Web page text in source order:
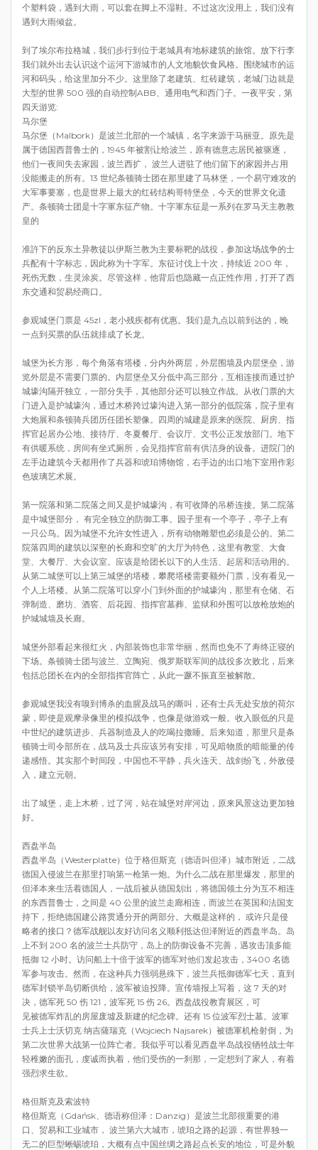
个塑料袋，遇到大雨，可以套在脚上不湿鞋。不过这次没用上，我们没有
遇到大雨倾盆。
到了埃尔布拉格城，我们步行到位于老城具有地标建筑的旅馆。放下行李
我们就外出去认识这个运河下游城市的人文地貌饮食风格。围绕城市的运
河和码头，给这里加分不少。这里除了老建筑、红砖建筑，老城门边就是
大型的世界 500 强的自动控制ABB、通用电气和西门子。一夜平安，第
四天游览:
马尔堡
马尔堡（Malbork）是波兰北部的一个城镇，名字来源于马丽亚。原先是
属于德国西普鲁士的，1945 年被割让给波兰，原有德意志居民被驱逐，
他们一夜间失去家园，波兰西扩， 波兰人进驻了他们留下的家园并占用
没能搬走的所有。13 世纪条顿骑士团在那里建了马林堡，一个易守难攻的
大军事要塞，也是世界上最大的红砖结构哥特堡垒，今天的世界文化遗
产。条顿骑士团是十字軍东征产物。十字軍东征是一系列在罗马天主教教
皇的
准許下的反东土异教徒以伊斯兰教为主要标靶的战役，参加这场战争的士
兵配有十字标志，因此称为十字军。东征讨伐上十次，持续近 200 年，
死伤无数，生灵涂炭。尽管这样，他背后也隐藏一点正性作用，打开了西
东交通和贸易经商口。
参观城堡门票是 45zl，老小残疾都有优惠。我们是九点以前到达的，晚
一点到买票的队伍就排成了长龙。
城堡为长方形，每个角落有塔楼，分内外两层，外层围墙及内层堡垒，游
览外层是不需要门票的。内层堡垒又分低中高三部分，互相连接而通过护
城壕沟隔开独立，一部分失手，其他部分还可以独立作战。从收门票的大
门进入是护城壕沟，通过木桥跨过壕沟进入第一部分的低院落，院子里有
大炮展和条顿骑兵团历任团长塑像。四周的城建是原来的医院、厨房、指
挥官起居办公地、接待厅、冬夏餐厅、会议厅、文书公正发放部门。地下
有供暖系统，房间有坐式厕所，会见指挥官前有供洁身的设备。进院门的
左手边建筑今天都用作了兵器和琥珀博物馆，右手边的出口地下室用作彩
色玻璃艺术展。
第一院落和第二院落之间又是护城壕沟，有可收降的吊桥连接。第二院落
是中城堡部分， 有完全独立的防御工事。园子里有一个亭子，亭子上有
一只公鸟。因为城堡不允许女性进入，所有动物雕塑也必须是公的。第二
院落四周的建筑以深壑的长廊和空旷的大厅为特色，这里有教堂、大食
堂、大餐厅、大会议室。应该是给团长以下的人生活、起居和活动用的。
从第二城堡可以上第三城堡的塔楼，攀爬塔楼需要额外门票，没有看见一
个人上塔楼。从第二院落可以穿小门到外面的护城壕沟，那里有仓储、石
弹制造、磨坊、酒窖、后花园、指挥官墓葬、监狱和外围可以放枪放炮的
护城城墙及长廊。
城堡外部看起来很红火，内部装饰也非常华丽，然而也免不了寿终正寝的
下场。条顿骑士团与波兰、立陶宛、俄罗斯联军间的战役多次败北，后来
包括总团长在内的全部指挥官阵亡，从此一蹶不振直至被解散。
参观城堡我没有嗅到博杀的血腥及战马的嘶叫，还有士兵无处安放的荷尔
蒙，即使是观摩录像里的模拟战争，也像是做游戏一般。收入眼低的只是
中世纪的建筑进步、兵器制造及人的吃喝拉撒睡。后来知道，那里只是条
顿骑士司令部所在，战马及士兵应该另有安排，可见暗物质的暗能量的传
递感悟。其实那个时间段，中国也不平静，兵火连天、战剑纷飞，外敌侵
入，建立元朝。
出了城堡，走上木桥，过了河，站在城堡对岸河边，原来风景这边更加独
好。
西盘半岛
西盘半岛（Westerplatte）位于格但斯克（德语叫但泽）城市附近，二战
德国入侵波兰在那里打响第一枪第一炮。为什么二战在那里爆发，那里的
但泽本来生活着德国人，一战后被从德国划出，将德国领土分为互不相连
的东西普鲁士，之间是 40 公里的波兰走廊相连，而波兰在英国和法国支
持下，拒绝德国建公路贯通分开的两部分。大概是这样的， 或许只是侵
略者的接口？德军战舰以友好访问名义顺利抵达但泽附近的西盘半岛。岛
上不到 200 名的波兰士兵防守，岛上的防御设备不完善，遇攻击顶多能
抵御 12 小时。访问船上十倍于波军的德军对他们发起攻击，3400 名德
军参与攻击。然而，在这种兵力强弱悬殊下，波兰兵抵御德军七天，直到
德军封锁半岛切断供给，波军被迫投降。宣传墙报上写着，这 7 天的对
决，德军死 50 伤 121，波军死 15 伤 26。西盘战役教育展区，可
见被德军炸乱的房屋废墟及新建的纪念碑。还有 15 位波军烈士墓。波軍
士兵上士沃切克·纳吉薩瑞克（Wojciech Najsarek）被德軍机枪射倒，为
第二次世界大战第一位阵亡者。我似乎可以看见西盘半岛战役牺牲战士年
轻稚嫩的面孔，虔诚而执着，他们受伤的一刹那，一定想到了家人，有着
强烈求生欲。
格但斯克及索波特
格但斯克（Gdańsk、德语称但泽：Danzig）是波兰北部很重要的港
口、贸易和工业城市， 波兰第六大城市，琥珀之路的起源，有世界独一
无二的巨型蜥蜴琥珀，大概有点中国丝绸之路起点长安的地位，可是外貌